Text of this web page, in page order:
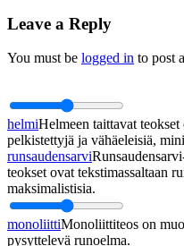
Leave a Reply
You must be logged in to post
helmiHelmeen taittavat
pelkistettyjä ja vähäeleisiä,
runsaudensarvi
teokset ovat tekstimassaltaan
maksimalistisia.
monoliittiMonoliittiteos on
pysyttelevä runoelma.